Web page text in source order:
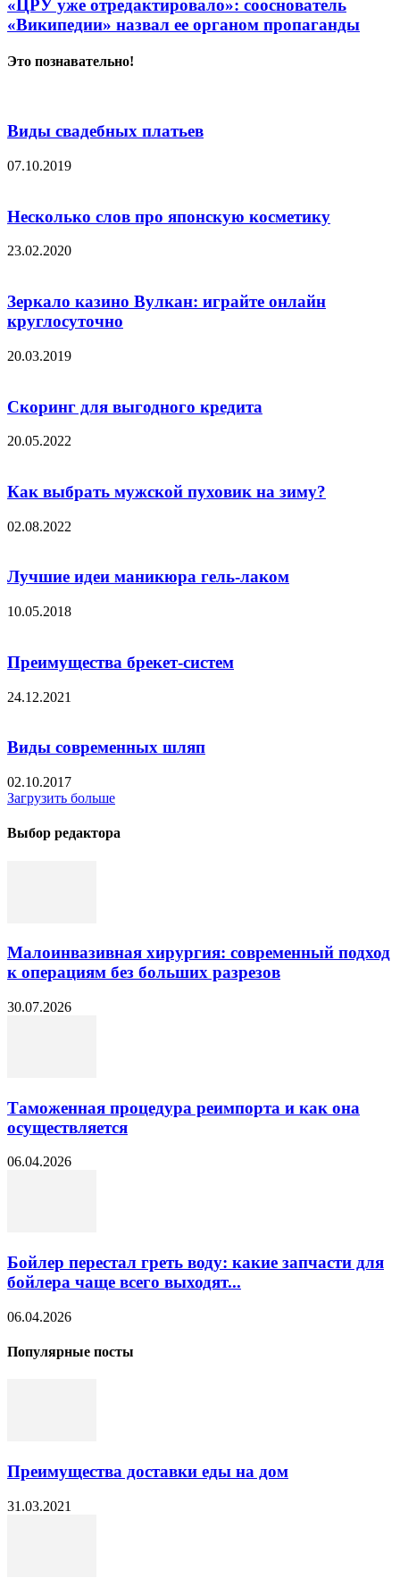
«ЦРУ уже отредактировало»: сооснователь
«Википедии» назвал ее органом пропаганды
Это познавательно!
Виды свадебных платьев
07.10.2019
Несколько слов про японскую косметику
23.02.2020
Зеркало казино Вулкан: играйте онлайн
круглосуточно
20.03.2019
Скоринг для выгодного кредита
20.05.2022
Как выбрать мужской пуховик на зиму?
02.08.2022
Лучшие идеи маникюра гель-лаком
10.05.2018
Преимущества брекет-систем
24.12.2021
Виды современных шляп
02.10.2017
Загрузить больше
Выбор редактора
Малоинвазивная хирургия: современный подход
к операциям без больших разрезов
30.07.2026
Таможенная процедура реимпорта и как она
осуществляется
06.04.2026
Бойлер перестал греть воду: какие запчасти для
бойлера чаще всего выходят...
06.04.2026
Популярные посты
Преимущества доставки еды на дом
31.03.2021